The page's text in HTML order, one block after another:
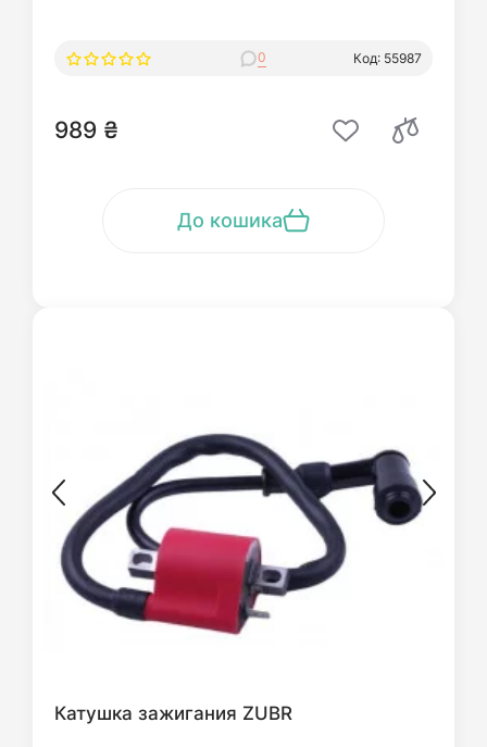
0 Код: 55987
989 ₴
До кошика
Катушка зажигания ZUBR